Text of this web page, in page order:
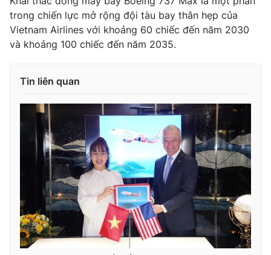
THỜI BÁO VTV
Cơ quan chủ quản:Đài Truyền hình Việt Nam
Cơ quan báo chí:Thời báo VTV
Giấy phép hoạt động báo in và báo điện tử số 483/GP-BTTTT
cấp ngày 29/12/2023
Tổng Biên tập:Vũ Thanh Thủy
Phó Tổng Biên tập:Nguyễn Thị Mỹ Hạnh, Phạm Quốc Thắng,
Nguyễn Trọng Ninh
Tổng đài VTV: 024.38 355 931 - 024.38 355 932
trong chiến lực mở rộng đội tàu bay thân hẹp của
Vietnam Airlines với khoảng 60 chiếc đến năm 2030
và khoảng 100 chiếc đến năm 2035.
Tin liên quan